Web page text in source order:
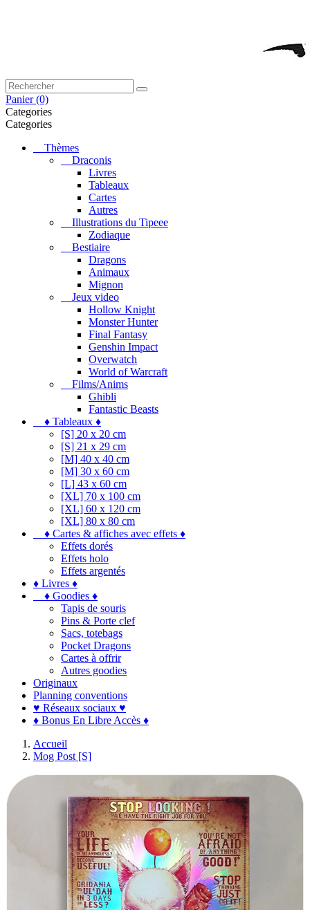
Panier (0)
Categories
Categories
Thèmes
Draconis
Livres
Tableaux
Cartes
Autres
Illustrations du Tipeee
Zodiaque
Bestiaire
Dragons
Animaux
Mignon
Jeux video
Hollow Knight
Monster Hunter
Final Fantasy
Genshin Impact
Overwatch
World of Warcraft
Films/Anims
Ghibli
Fantastic Beasts
♦ Tableaux ♦
[S] 20 x 20 cm
[S] 21 x 29 cm
[M] 40 x 40 cm
[M] 30 x 60 cm
[L] 43 x 60 cm
[XL] 70 x 100 cm
[XL] 60 x 120 cm
[XL] 80 x 80 cm
♦ Cartes & affiches avec effets ♦
Effets dorés
Effets holo
Effets argentés
♦ Livres ♦
♦ Goodies ♦
Tapis de souris
Pins & Porte clef
Sacs, totebags
Pocket Dragons
Cartes à offrir
Autres goodies
Originaux
Planning conventions
♥ Réseaux sociaux ♥
♦ Bonus En Libre Accès ♦
Accueil
Mog Post [S]